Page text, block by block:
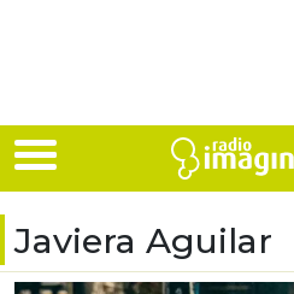
Javiera Aguilar